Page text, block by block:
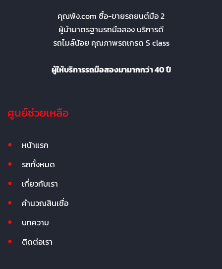
คุณพ้ง.com ซื้อ-ขายรถยนต์มือ 2
ผู้นำมาตรฐานรถมือสอง บริการดี
รถไมล์น้อย คุณภาพรถเกรด S class
ผู้ให้บริการรถมือสองมามากกว่า 40 ปี
ศูนย์ช่วยเหลือ
หน้าแรก
รถทั้งหมด
เกี่ยวกับเรา
คำนวณสินเชื่อ
บทความ
ติดต่อเรา